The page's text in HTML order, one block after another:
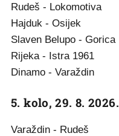
Rudeš - Lokomotiva
Hajduk - Osijek
Slaven Belupo - Gorica
Rijeka - Istra 1961
Dinamo - Varaždin
5. kolo, 29. 8. 2026.
Varaždin - Rudeš